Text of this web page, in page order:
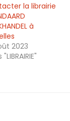
la librairie
à
2023